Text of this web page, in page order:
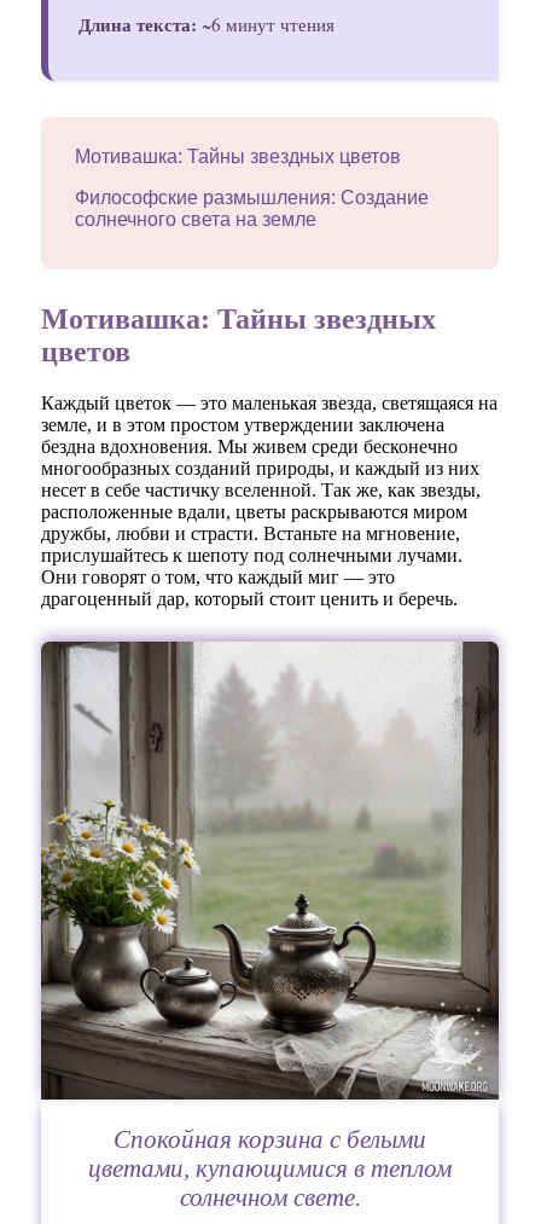
Длина текста: ~6 минут чтения
Мотивашка: Тайны звездных цветов
Философские размышления: Создание
солнечного света на земле
Мотивашка: Тайны звездных
цветов
Каждый цветок — это маленькая звезда, светящаяся на
земле, и в этом простом утверждении заключена
бездна вдохновения. Мы живем среди бесконечно
многообразных созданий природы, и каждый из них
несет в себе частичку вселенной. Так же, как звезды,
расположенные вдали, цветы раскрываются миром
дружбы, любви и страсти. Встаньте на мгновение,
прислушайтесь к шепоту под солнечными лучами.
Они говорят о том, что каждый миг — это
драгоценный дар, который стоит ценить и беречь.
Спокойная корзина с белыми
цветами, купающимися в теплом
солнечном свете.